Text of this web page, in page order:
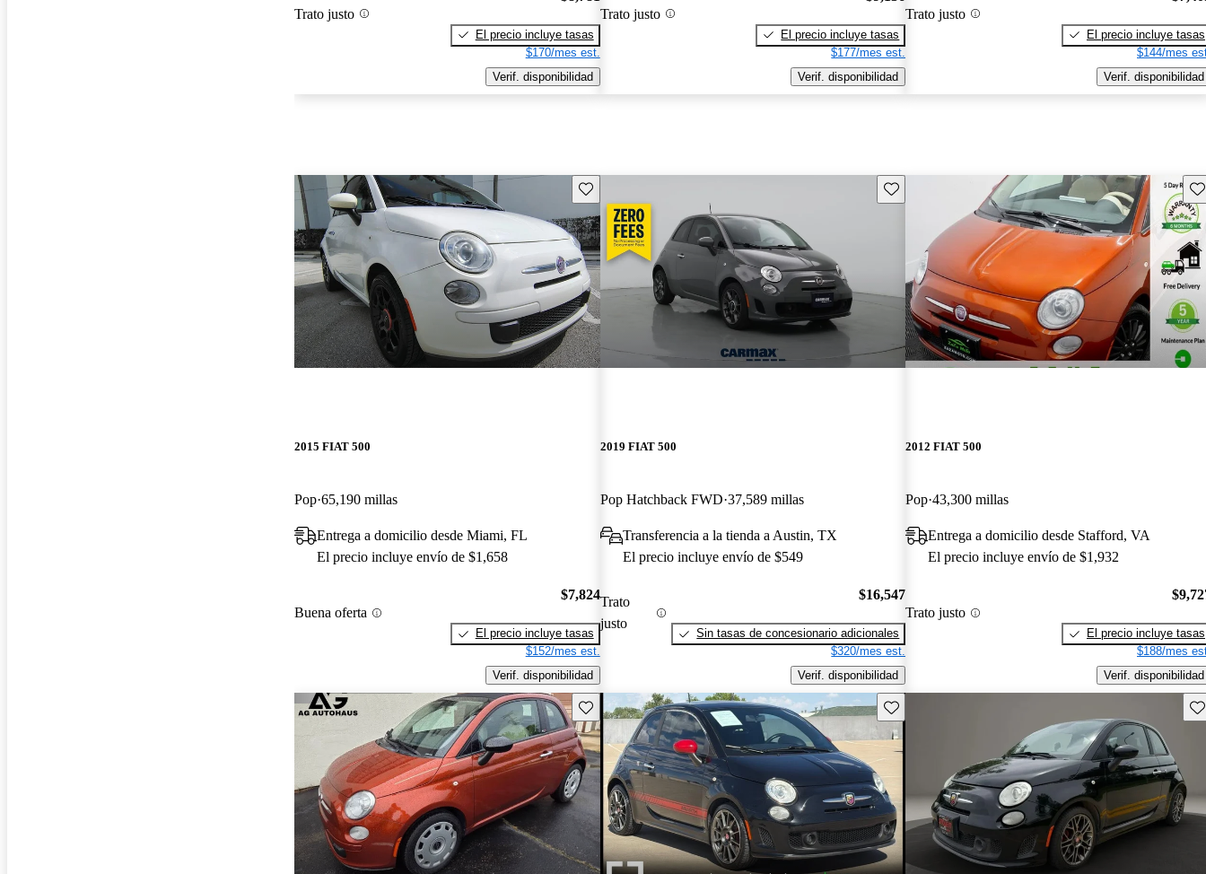
Trato justo
El precio incluye tasas
$170/mes est.
Verif. disponibilidad
Trato justo
El precio incluye tasas
$177/mes est.
Verif. disponibilidad
Trato justo
El precio incluye tasas
$144/mes
Verif. disponibilidad
Guarda este Aviso
2015 FIAT 500
Pop 65,190 millas
Entrega a domicilio desde Miami, FL
El precio incluye envío de $1,658
Buena oferta
$7,824
El precio incluye tasas
$152/mes est.
Verif. disponibilidad
Guarda este Aviso
2019 FIAT 500
Pop Hatchback FWD 37,589 millas
Transferencia a la tienda a Austin, TX
El precio incluye envío de $549
Trato
justo
$16,547
Sin tasas de concesionario adicionales
$320/mes est.
Verif. disponibilidad
2012 FIAT 500
Pop 43,300 millas
Entrega a domicilio desde Stafford, VA
El precio incluye envío de $1,932
Trato justo
El precio incluye tasas
$188/mes
Verif. disponibilidad
Guarda este Aviso Guarda este Aviso